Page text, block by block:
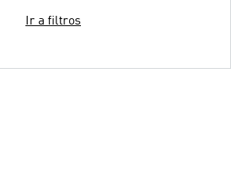
Ir a filtros